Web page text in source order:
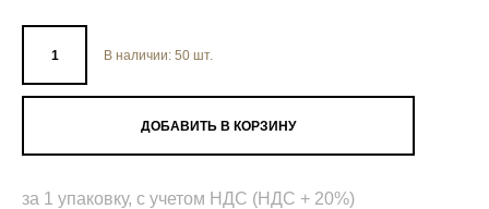
В наличии: 50 шт.
ДОБАВИТЬ В КОРЗИНУ
за 1 упаковку, с учетом НДС (НДС + 20%)